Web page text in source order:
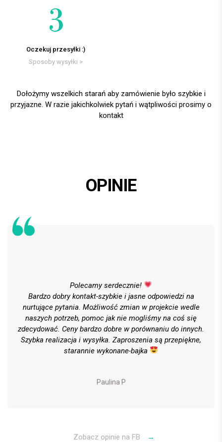
Oczekuj przesyłki :)
Sposoby wysyłki >
Dołożymy wszelkich starań aby zamówienie było szybkie i
przyjazne. W razie jakichkolwiek pytań i wątpliwości prosimy o
kontakt
OPINIE
Polecamy serdecznie!
Bardzo dobry kontakt-szybkie i jasne odpowiedzi na
nurtujące pytania. Możliwość zmian w projekcie wedle
naszych potrzeb, pomoc jak nie mogliśmy na coś się
zdecydować. Ceny bardzo dobre w porównaniu do innych.
Szybka realizacja i wysyłka. Zaproszenia są przepiękne,
starannie wykonane-bajka
Paulina P
Zobacz opinie na FB →